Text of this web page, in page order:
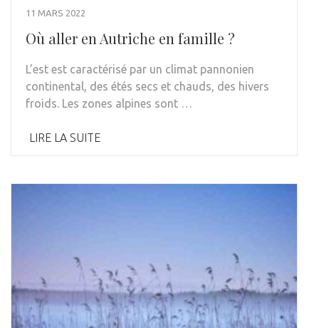
11 MARS 2022
Où aller en Autriche en famille ?
L’est est caractérisé par un climat pannonien
continental, des étés secs et chauds, des hivers
froids. Les zones alpines sont …
LIRE LA SUITE